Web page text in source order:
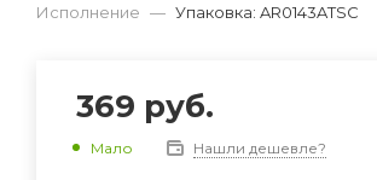
Исполнение — Упаковка: AR0143ATSC
369 руб.
Мало Нашли дешевле?